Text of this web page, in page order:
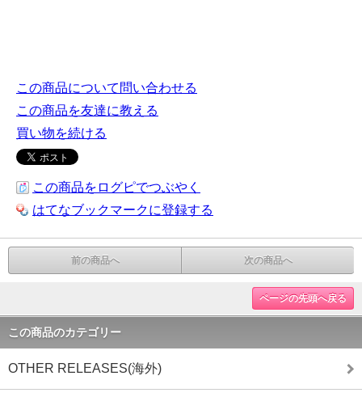
この商品について問い合わせる
この商品を友達に教える
買い物を続ける
この商品をログピでつぶやく
はてなブックマークに登録する
前の商品へ 次の商品へ
ページの先頭へ戻る
この商品のカテゴリー
OTHER RELEASES(海外)